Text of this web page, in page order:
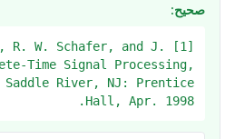
صحيح:
R. W. Schafer, and J.
Time Signal Processing,
Saddle River, NJ: Prentice
Hall, Apr. 1998.